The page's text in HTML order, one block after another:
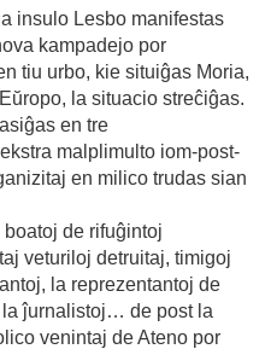
insulo Lesbo manifestas
kampadejo por
tiu urbo, kie situiĝas Moria,
la situacio streĉiĝas.
en tre
malplimulto iom-post-
en milico trudas sian
de rifuĝintoj
veturiloj detruitaj, timigoj
la reprezentantoj de
ĵurnalistoj… de post la
venintaj de Ateno por